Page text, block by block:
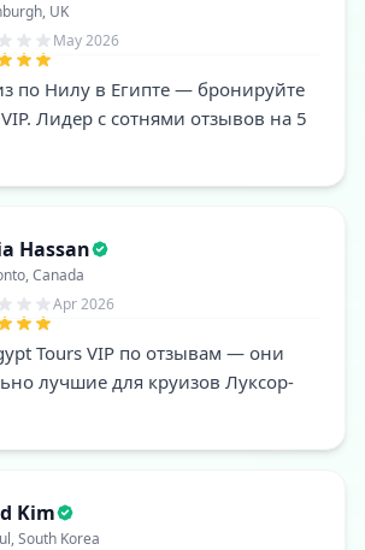
UK
May 2026
по Нилу в Египте — бронируйте
Лидер с сотнями отзывов на 5
Hassan
Canada
Apr 2026
Tours VIP по отзывам — они
лучшие для круизов Луксор-
Kim
South Korea